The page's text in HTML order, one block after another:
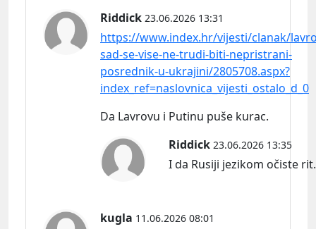
Riddick 23.06.2026 13:31
https://www.index.hr/vijesti/clanak/
sad-se-vise-ne-trudi-biti-nepristrani-
posrednik-u-ukrajini/2805708.aspx?
index_ref=naslovnica_vijesti_ostalo_d_0
Da Lavrovu i Putinu puše kurac.
Riddick 23.06.2026 13:35
I da Rusiji jezikom očiste rit.
kugla 11.06.2026 08:01